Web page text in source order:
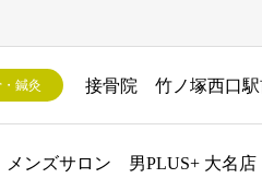
鍼灸 接骨院 竹ノ塚西口
メンズサロン 男PLUS+ 大名